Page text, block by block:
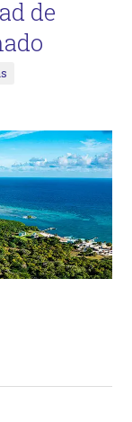
de